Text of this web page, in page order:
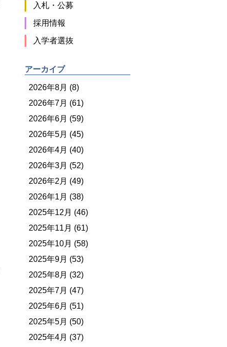
入札・公募
採用情報
入学者選抜
アーカイブ
2026年8月 (8)
2026年7月 (61)
2026年6月 (59)
2026年5月 (45)
2026年4月 (40)
2026年3月 (52)
2026年2月 (49)
2026年1月 (38)
2025年12月 (46)
2025年11月 (61)
2025年10月 (58)
2025年9月 (53)
2025年8月 (32)
2025年7月 (47)
2025年6月 (51)
2025年5月 (50)
2025年4月 (37)